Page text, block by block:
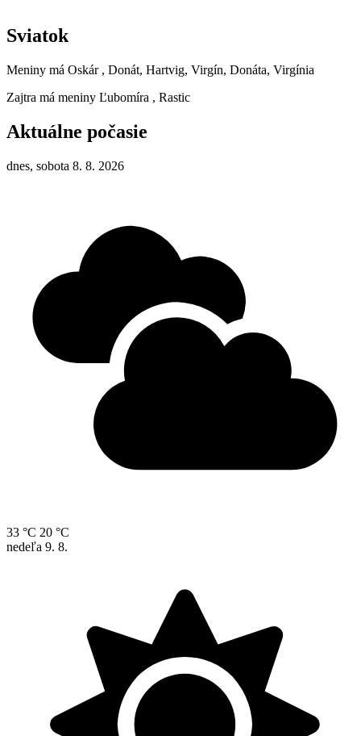
Sviatok
Meniny má Oskár , Donát, Hartvig, Virgín, Donáta, Virgínia
Zajtra má meniny Ľubomíra , Rastic
Aktuálne počasie
dnes, sobota 8. 8. 2026
33 °C 20 °C
nedeľa 9. 8.